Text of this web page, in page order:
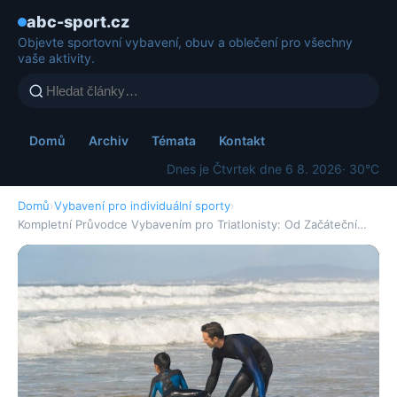
abc-sport.cz
Objevte sportovní vybavení, obuv a oblečení pro všechny
vaše aktivity.
Domů Archiv Témata
Kontakt
Dnes je Čtvrtek dne 6 8. 2026· 30°C
Domů›Vybavení pro individuální sporty›
Kompletní Průvodce Vybavením pro Triatlonisty: Od Začáteční…